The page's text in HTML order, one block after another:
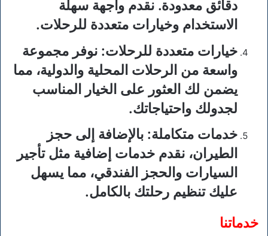
دقائق معدودة. نقدم واجهة سهلة
الاستخدام وخيارات متعددة للرحلات.
خيارات متعددة للرحلات: نوفر مجموعة
واسعة من الرحلات المحلية والدولية، مما
يضمن لك العثور على الخيار المناسب
لجدولك واحتياجاتك.
خدمات متكاملة: بالإضافة إلى حجز
الطيران، نقدم خدمات إضافية مثل تأجير
السيارات والحجز الفندقي، مما يسهل
عليك تنظيم رحلتك بالكامل.
خدماتنا